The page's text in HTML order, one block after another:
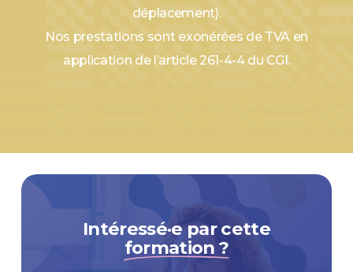
déplacement).
Nos prestations sont exonérées de TVA en
application de l’article 261-4-4 du CGI.
Intéressé·e par cette
formation ?